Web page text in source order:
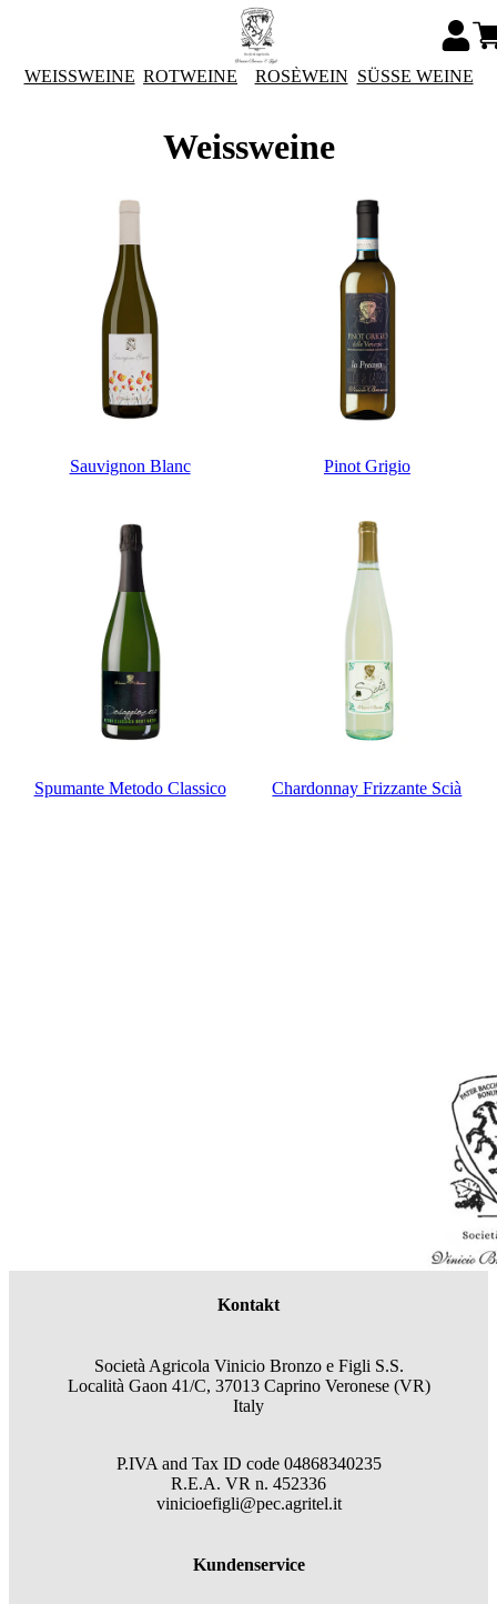
WEISSWEINE ROTWEINE ROSÈWEIN SÜSSE WEINE
Weissweine
Sauvignon Blanc Pinot Grigio
Spumante Metodo Classico Chardonnay Frizzante Scià
Kontakt
Società Agricola Vinicio Bronzo e Figli S.S.
Località Gaon 41/C, 37013 Caprino Veronese (VR)
Italy
P.IVA and Tax ID code 04868340235
R.E.A. VR n. 452336
vinicioefigli@pec.agritel.it
Kundenservice